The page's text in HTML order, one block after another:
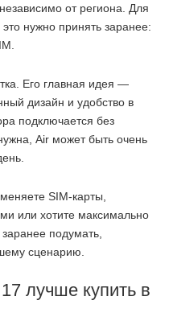
от региона. Для
это нужно принять заранее:
Его главная идея —
дизайн и удобство в
подключается без
Air может быть очень
SIM-карты,
или хотите максимально
подумать,
сценарию.
лучше купить в